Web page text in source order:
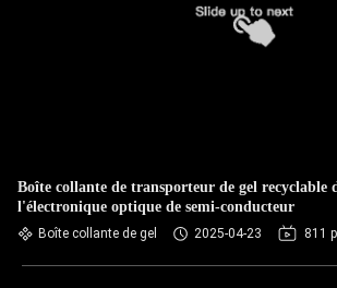
Boîte collante de transporteur de gel recyclable
l'électronique optique de semi-conducteur
Boîte collante de gel 2025-04-23 811